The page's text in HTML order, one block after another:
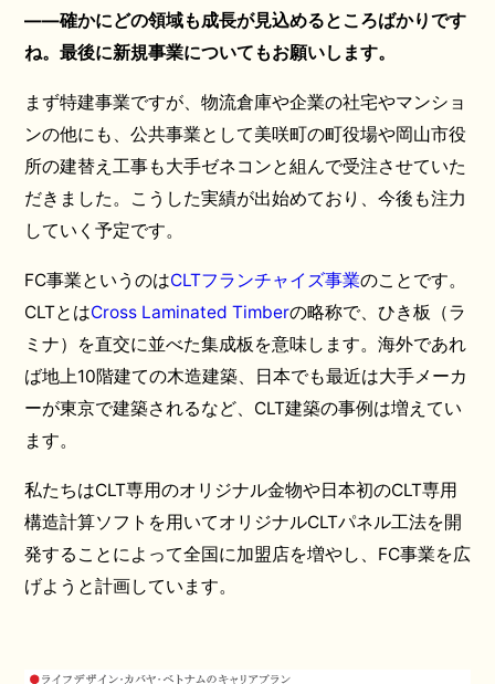
――確かにどの領域も成長が見込めるところばかりです
ね。最後に新規事業についてもお願いします。
まず特建事業ですが、物流倉庫や企業の社宅やマンショ
ンの他にも、公共事業として美咲町の町役場や岡山市役
所の建替え工事も大手ゼネコンと組んで受注させていた
だきました。こうした実績が出始めており、今後も注力
していく予定です。
FC事業というのはCLTフランチャイズ事業のことです。
CLTとはCross Laminated Timberの略称で、ひき板（ラ
ミナ）を直交に並べた集成板を意味します。海外であれ
ば地上10階建ての木造建築、日本でも最近は大手メーカ
ーが東京で建築されるなど、CLT建築の事例は増えてい
ます。
私たちはCLT専用のオリジナル金物や日本初のCLT専用
構造計算ソフトを用いてオリジナルCLTパネル工法を開
発することによって全国に加盟店を増やし、FC事業を広
げようと計画しています。